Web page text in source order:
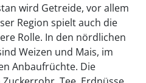
wird Getreide, vor allem
Region spielt auch die
Rolle. In den nördlichen
Weizen und Mais, im
Anbaufrüchte. Die